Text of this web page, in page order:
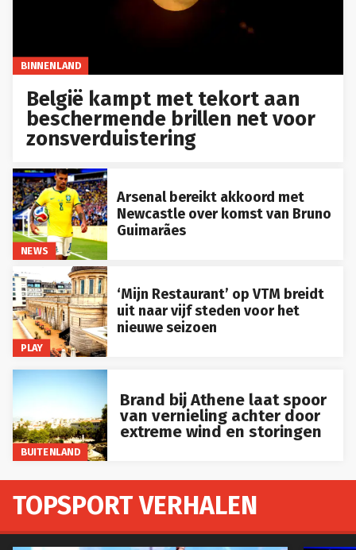
BINNENLAND
België kampt met tekort aan
beschermende brillen net voor
zonsverduistering
NEWS
Arsenal bereikt akkoord met
Newcastle over komst van Bruno
Guimarães
PLAY
‘Mijn Restaurant’ op VTM breidt
uit naar vijf steden voor het
nieuwe seizoen
BUITENLAND
Brand bij Athene laat spoor
van vernieling achter door
extreme wind en storingen
TOPSPORT VERHALEN